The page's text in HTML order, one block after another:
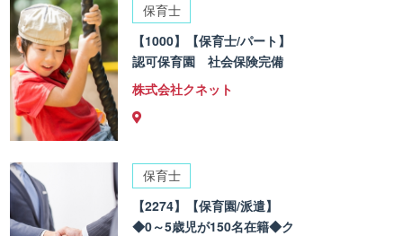
保育士
【1000】【保育士/パート】
認可保育園 社会保険完備
株式会社クネット
保育士
【2274】【保育園/派遣】
◆0～5歳児が150名在籍◆ク